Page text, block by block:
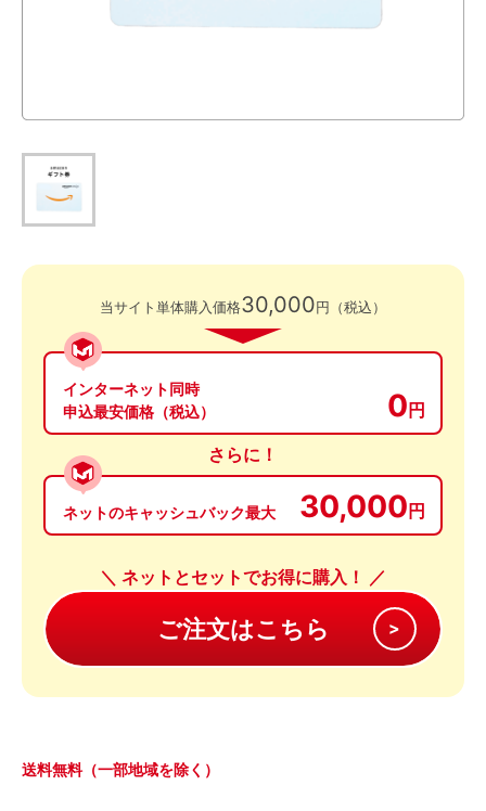
当サイト単体購入価格30,000円（税込）
インターネット同時
申込最安価格（税込）
0円
さらに！
ネットのキャッシュバック最大 30,000円
＼ ネットとセットでお得に購入！ ／
送料無料（一部地域を除く）